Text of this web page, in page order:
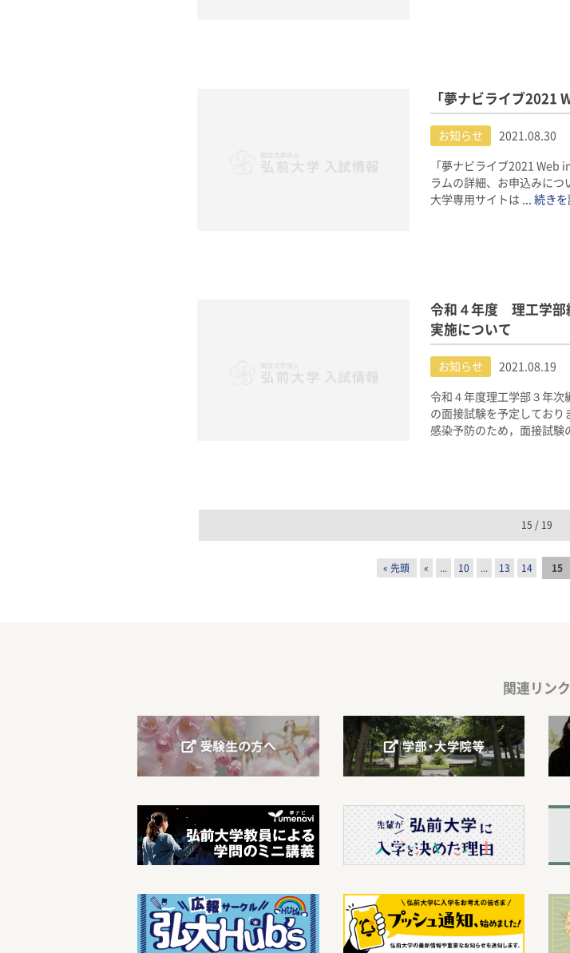
「夢ナビライブ2021
お知らせ 2021.08.30
「夢ナビライブ2021 Web
ラムの詳細、お申込みに
大学専用サイトは
... 続き
令和４年度 理工学部
実施について
お知らせ 2021.08.19
令和４年度理工学部３年次
の面接試験を予定しており
感染予防のため，面接試験
15 / 19
« 先頭 « 10 13 14 15
関連リンク